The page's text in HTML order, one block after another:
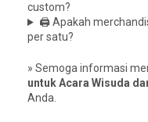
custom?
🖨️ Apakah
per satu?
» Semoga informasi
untuk Acara Wisuda
Anda.